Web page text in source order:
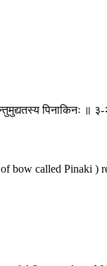
पिनाकिनः ॥
bow called Pinaki )